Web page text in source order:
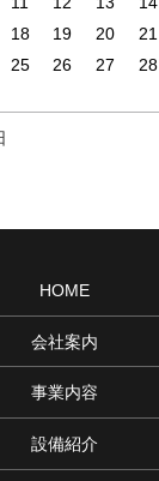
18 19 20 21
25 26 27 28
HOME
会社案内
事業内容
設備紹介